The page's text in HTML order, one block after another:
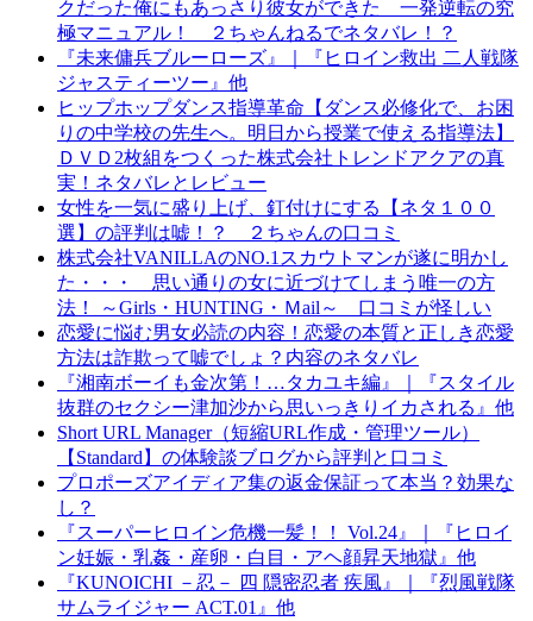
クだった俺にもあっさり彼女ができた 一発逆転の究
極マニュアル！ ２ちゃんねるでネタバレ！？
『未来傭兵ブルーローズ』｜『ヒロイン救出 二人戦隊
ジャスティーツー』他
ヒップホップダンス指導革命【ダンス必修化で、お困
りの中学校の先生へ。明日から授業で使える指導法】
ＤＶＤ2枚組をつくった株式会社トレンドアクアの真
実！ネタバレとレビュー
女性を一気に盛り上げ、釘付けにする【ネタ１００
選】の評判は嘘！？ ２ちゃんの口コミ
株式会社VANILLAのNO.1スカウトマンが遂に明かし
た・・・ 思い通りの女に近づけてしまう唯一の方
法！ ～Girls・HUNTING・Ｍail～ 口コミが怪しい
恋愛に悩む男女必読の内容！恋愛の本質と正しき恋愛
方法は詐欺って嘘でしょ？内容のネタバレ
『湘南ボーイも金次第！…タカユキ編』｜『スタイル
抜群のセクシー津加沙から思いっきりイカされる』他
Short URL Manager（短縮URL作成・管理ツール）
【Standard】の体験談ブログから評判と口コミ
プロポーズアイディア集の返金保証って本当？効果な
し？
『スーパーヒロイン危機一髪！！ Vol.24』｜『ヒロイ
ン妊娠・乳姦・産卵・白目・アヘ顔昇天地獄』他
『KUNOICHI －忍－ 四 隠密忍者 疾風』｜『烈風戦隊
サムライジャー ACT.01』他